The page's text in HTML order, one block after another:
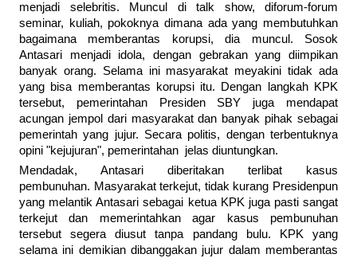
menjadi selebritis. Muncul di talk show, diforum-forum
seminar, kuliah, pokoknya dimana ada yang membutuhkan
bagaimana memberantas korupsi, dia muncul. Sosok
Antasari menjadi idola, dengan gebrakan yang diimpikan
banyak orang. Selama ini masyarakat meyakini tidak ada
yang bisa memberantas korupsi itu. Dengan langkah KPK
tersebut, pemerintahan Presiden SBY juga mendapat
acungan jempol dari masyarakat dan banyak pihak sebagai
pemerintah yang jujur. Secara politis, dengan terbentuknya
opini "kejujuran", pemerintahan jelas diuntungkan.
Mendadak, Antasari diberitakan terlibat kasus
pembunuhan. Masyarakat terkejut, tidak kurang Presidenpun
yang melantik Antasari sebagai ketua KPK juga pasti sangat
terkejut dan memerintahkan agar kasus pembunuhan
tersebut segera diusut tanpa pandang bulu. KPK yang
selama ini demikian dibanggakan jujur dalam memberantas